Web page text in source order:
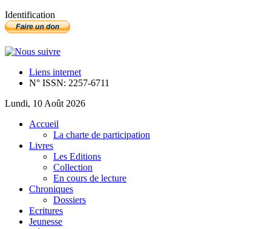
Identification
Liens internet
N° ISSN: 2257-6711
Lundi, 10 Août 2026
Accueil
La charte de participation
Livres
Les Editions
Collection
En cours de lecture
Chroniques
Dossiers
Ecritures
Jeunesse